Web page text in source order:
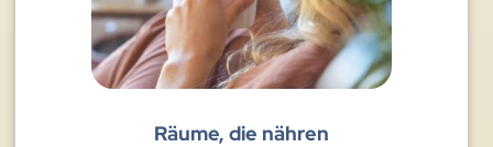
Räume, die nähren